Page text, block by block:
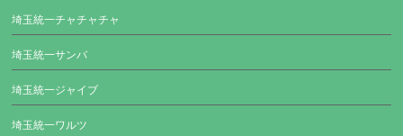
埼玉統一チャチャチャ
埼玉統一サンバ
埼玉統一ジャイブ
埼玉統一ワルツ